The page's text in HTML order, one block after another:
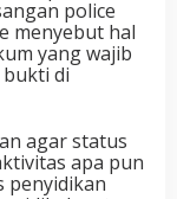
police
menyebut hal
yang wajib
di
agar status
apa pun
penyidikan